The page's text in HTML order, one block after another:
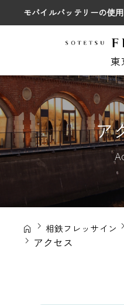
モバイルバッテリーの使
東
ア
相鉄フレッサイン
アクセス